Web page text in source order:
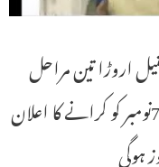
اروڑا تین مراحل
میں بہار اسمبلی انتخابات28اکٹوبر‘ 3اور7نومبر کو کرانے کا اعلان